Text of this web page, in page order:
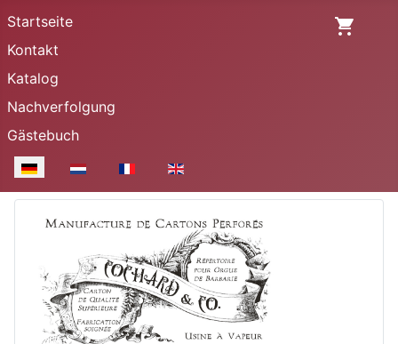
Startseite
Kontakt
Katalog
Nachverfolgung
Gästebuch
Sprache auswählen